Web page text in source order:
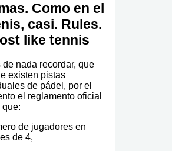
Como en el
casi. Rules.
like tennis
de nada recordar, que
existen pistas
de pádel, por el
el reglamento oficial
que:
de jugadores en
de 4,